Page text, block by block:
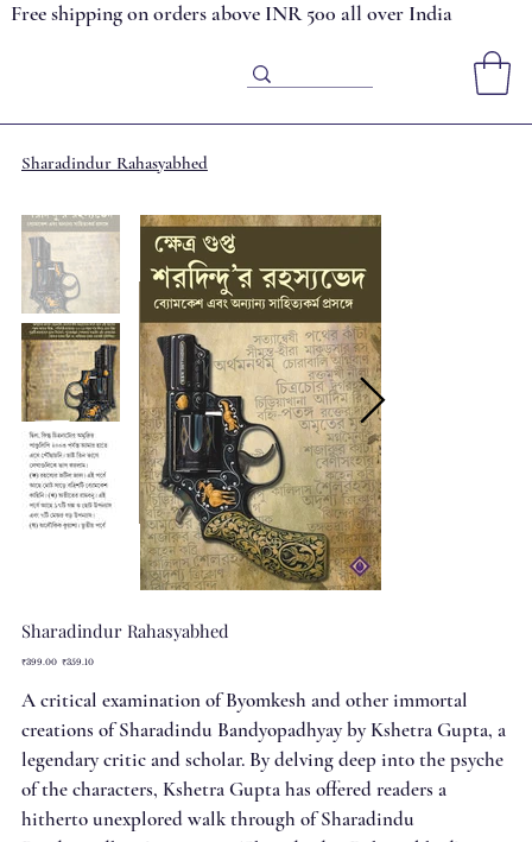
Free shipping on orders above INR 500 all over India
Sharadindur Rahasyabhed
Sharadindur Rahasyabhed
Original
₹399.00 Sale
₹359.10
A critical examination of Byomkesh and other immortal
creations of Sharadindu Bandyopadhyay by Kshetra Gupta, a
legendary critic and scholar. By delving deep into the psyche
of the characters, Kshetra Gupta has offered readers a
hitherto unexplored walk through of Sharadindu